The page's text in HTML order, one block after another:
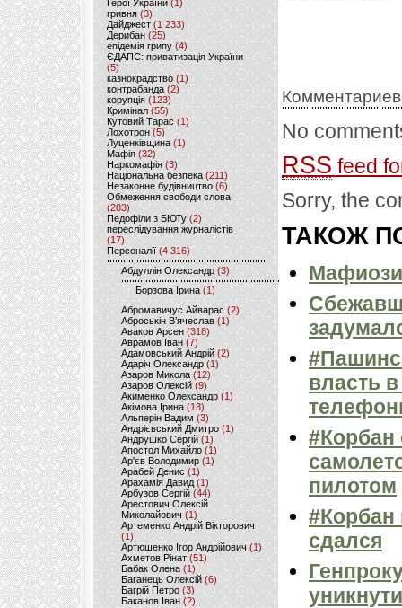
Герої України(1)
гривня (3)
Дайджест (1 233)
Дерибан (25)
епідемія грипу (4)
ЄДАПС: приватизація України
(5)
казнокрадство (1)
контрабанда (2)
корупція (123)
Кримінал (55)
Кутовий Тарас (1)
Лохотрон(5)
Луценківщина (1)
Мафія (32)
Наркомафія (3)
Національна безпека (211)
Незаконне будівництво(6)
Обмеження свободи слова
(283)
Педофіли з БЮТу (2)
переслідування журналістів
(17)
Персоналії (4 316)
Абдуллін Олександр (3)
Борзова Ірина(1)
Абромавичус Айварас (2)
Аброськін В’ячеслав(1)
Аваков Арсен (318)
Аврамов Іван (7)
Адамовський Андрій(2)
Адаріч Олександр (1)
Азаров Микола (12)
Азаров Олексій (9)
Акименко Олександр(1)
Акімова Ірина(13)
Альперін Вадим (3)
Андрієвський Дмитро(1)
Андрушко Сергій(1)
Апостол Михайло(1)
Ар'єв Володимир (1)
Арабей Денис(1)
Арахамія Давид (1)
Арбузов Сергій (44)
Арестович Олексій
Миколайович(1)
Артеменко Андрій Вікторович
(1)
Артюшенко Ігор Андрійович(1)
Ахметов Рінат(51)
Бабак Олена(1)
Баганець Олексій(6)
Багрій Петро (3)
Баканов Іван(2)
No
RSS feed
Sorry, the
ТАКОЖ
Мафиози
власть
#Корбан
пилотом
#Корбан
сдался